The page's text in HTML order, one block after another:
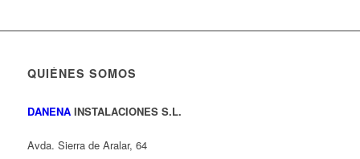
QUIÉNES SOMOS
DANENAINSTALACIONES S.L.
Avda. Sierra de Aralar, 64